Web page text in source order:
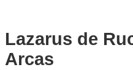
Lazarus de
Arcas